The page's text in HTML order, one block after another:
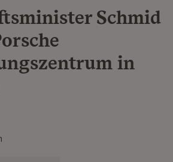
Schmid
in